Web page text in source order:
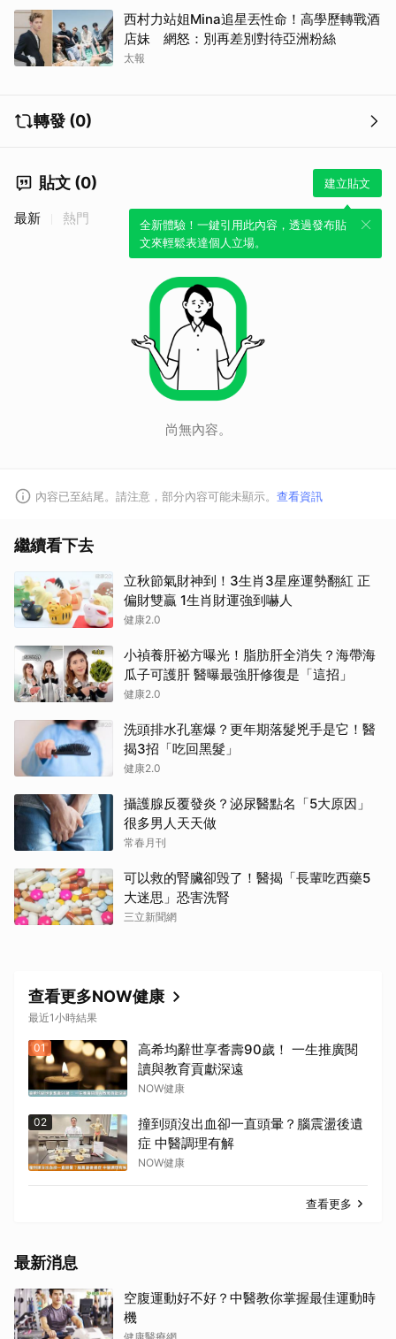
西村力站姐Mina追星丟性命！高學歷轉戰酒
店妹 網怒：別再差別對待亞洲粉絲
太報
轉發 (0)
貼文 (0) 建立貼文
全新體驗！一鍵引用此內容，透過發布貼
文來輕鬆表達個人立場。
最新 熱門
尚無內容。
內容已至結尾。請注意，部分內容可能未顯示。 查看資訊
繼續看下去
立秋節氣財神到！3生肖3星座運勢翻紅 正
偏財雙贏 1生肖財運強到嚇人
健康2.0
小禎養肝祕方曝光！脂肪肝全消失？海帶海
瓜子可護肝 醫曝最強肝修復是「這招」
健康2.0
洗頭排水孔塞爆？更年期落髮兇手是它！醫
揭3招「吃回黑髮」
健康2.0
攝護腺反覆發炎？泌尿醫點名「5大原因」
很多男人天天做
常春月刊
可以救的腎臟卻毁了！醫揭「長輩吃西藥5
大迷思」恐害洗腎
三立新聞網
查看更多NOW健康
最近1小時結果
01
高希均辭世享耆壽90歲！ 一生推廣閱
讀與教育貢獻深遠
NOW健康
02
撞到頭沒出血卻一直頭暈？腦震盪後遺
症 中醫調理有解
NOW健康
查看更多
最新消息
空腹運動好不好？中醫教你掌握最佳運動時
機